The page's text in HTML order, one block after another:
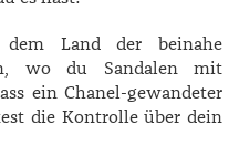
Land der beinahe
wo du Sandalen mit
ein Chanel-gewandeter
die Kontrolle über dein